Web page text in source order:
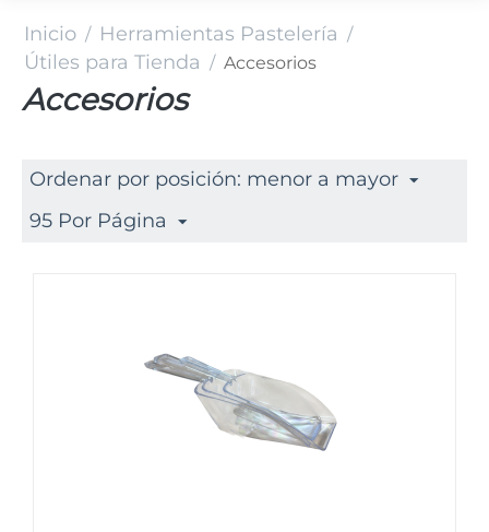
Inicio / Herramientas Pastelería /
Útiles para Tienda / Accesorios
Accesorios
Ordenar por posición: menor a mayor
95 Por Página